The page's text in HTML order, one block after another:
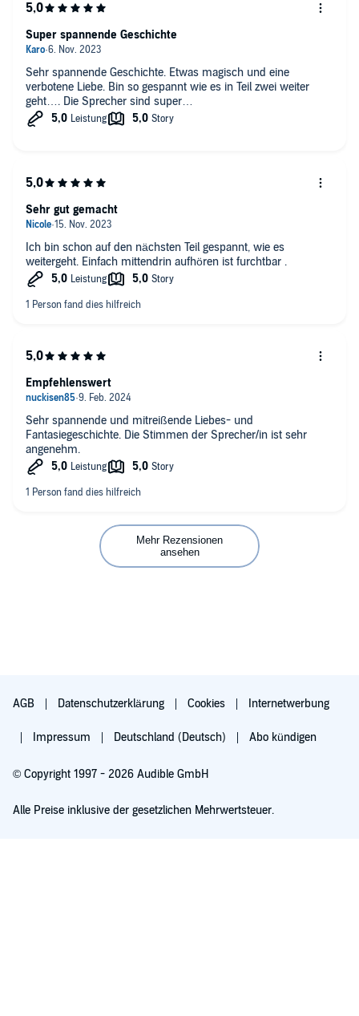
Sehr spannende Geschichte. Etwas magisch und eine
verbotene Liebe. Bin so gespannt wie es in Teil zwei weiter
geht…. Die Sprecher sind super…
Super spannende Geschichte
Ich bin schon auf den nächsten Teil gespannt, wie es
weitergeht. Einfach mittendrin aufhören ist furchtbar .
Sehr gut gemacht
Sehr spannende und mitreißende Liebes- und
Fantasiegeschichte. Die Stimmen der Sprecher/in ist sehr
angenehm.
Empfehlenswert
Mehr Rezensionen
ansehen
AGB Datenschutzerklärung Cookies Internetwerbung
Impressum Deutschland (Deutsch) Abo kündigen
© Copyright 1997 - 2026 Audible GmbH
Alle Preise inklusive der gesetzlichen Mehrwertsteuer.